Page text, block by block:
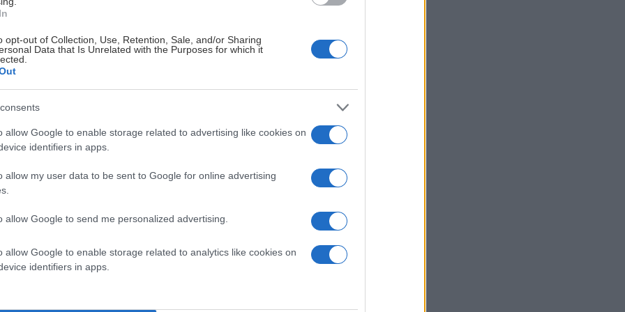
opt-out of Collection, Use, Retention, Sale, and/or Sharing
Data that Is Unrelated with the Purposes for which it
allow Google to enable storage related to advertising like cookies on
identifiers in apps.
allow my user data to be sent to Google for online advertising
allow Google to send me personalized advertising.
allow Google to enable storage related to analytics like cookies on
identifiers in apps.
Vålerenga
Vålerenga Lillehammer Jordal Amfi
Ringerike
Vålerenga Frisk Asker Jordal Amfi
Vålerenga
Lillehammer Vålerenga Eidsiva Arena
Nidaros Vålerenga Leangen Arena